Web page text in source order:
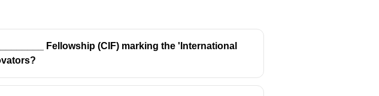
Fellowship (CIF) marking the 'International